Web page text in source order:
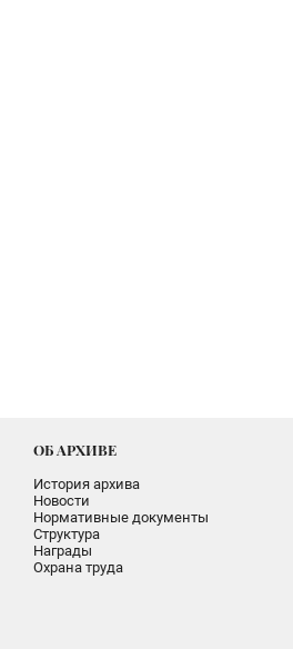
ОБ АРХИВЕ
История архива
Новости
Нормативные документы
Структура
Награды
Охрана труда